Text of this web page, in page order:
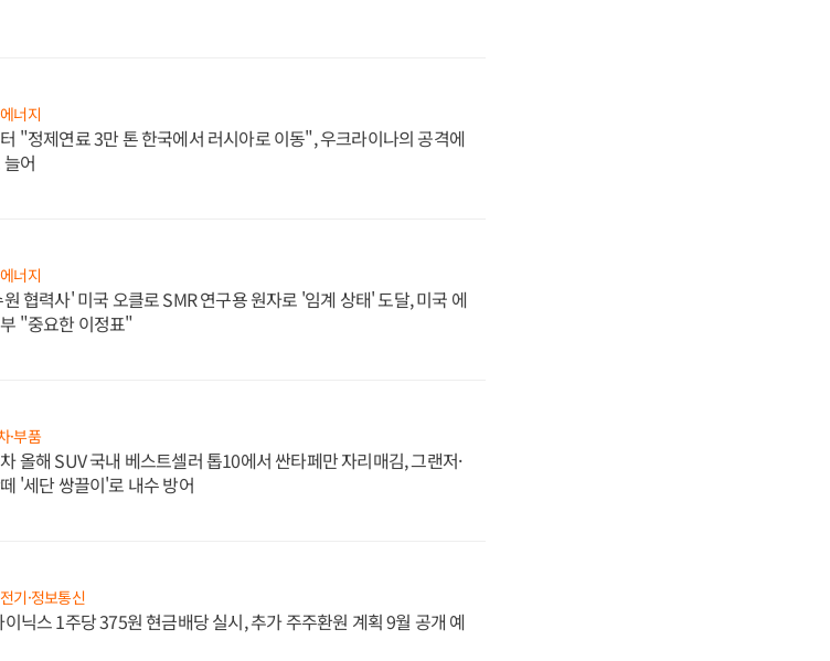
너지
"정제연료 3만 톤 한국에서 러시아로 이동", 우크라이나의 공격에
어
너지
협력사' 미국 오클로 SMR 연구용 원자로 '임계 상태' 도달, 미국 에
"중요한 이정표"
·부품
올해 SUV 국내 베스트셀러 톱10에서 싼타페만 자리매김, 그랜저·
'세단 쌍끌이'로 내수 방어
기·정보통신
이닉스 1주당 375원 현금배당 실시, 추가 주주환원 계획 9월 공개 예